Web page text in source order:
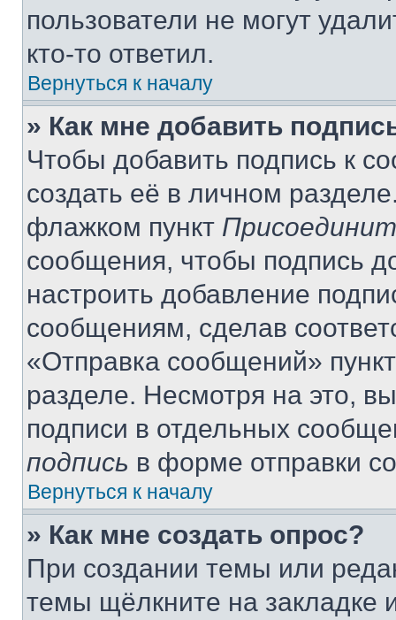
пользователи не могут
кто-то ответил.
Вернуться к началу
» Как мне добавить
Чтобы добавить подпись к
создать её в личном
флажком пункт
сообщения, чтобы подпись
настроить добавление
сообщениям, сделав
«Отправка сообщений»
разделе. Несмотря на это,
подписи в отдельных
подпись в форме отправки
Вернуться к началу
» Как мне создать опрос?
При создании темы или
темы щёлкните на